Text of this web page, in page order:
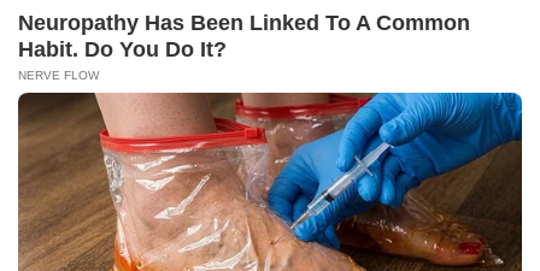
была какая-то бумага.
— Гражданин Северов Михаил Константинович? —
спросил он, не здороваясь.
— Да, это я, — ответил Михаил, выходя на крыльцо.